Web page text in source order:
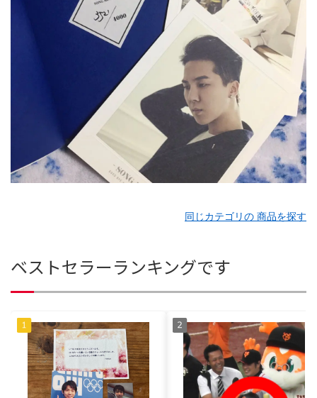
同じカテゴリの 商品を探す
ベストセラーランキングです